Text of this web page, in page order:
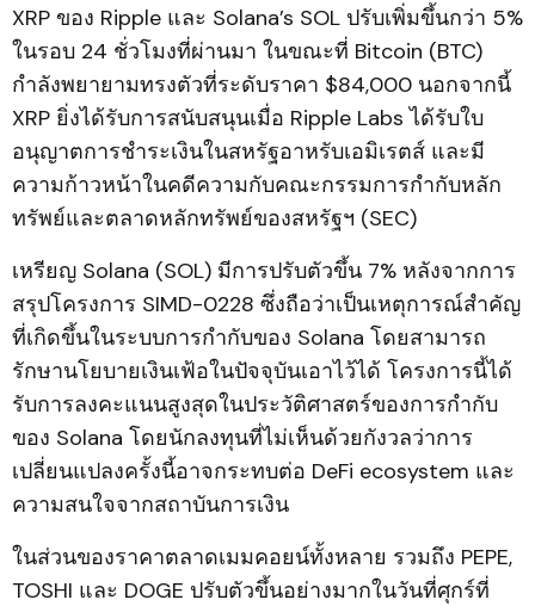
XRP ของ Ripple และ Solana’s SOL ปรับเพิ่มขึ้นกว่า 5%
ในรอบ 24 ชั่วโมงที่ผ่านมา ในขณะที่ Bitcoin (BTC)
กำลังพยายามทรงตัวที่ระดับราคา $84,000 นอกจากนี้
XRP ยิ่งได้รับการสนับสนุนเมื่อ Ripple Labs ได้รับใบ
อนุญาตการชำระเงินในสหรัฐอาหรับเอมิเรตส์ และมี
ความก้าวหน้าในคดีความกับคณะกรรมการกำกับหลัก
ทรัพย์และตลาดหลักทรัพย์ของสหรัฐฯ (SEC)
เหรียญ Solana (SOL) มีการปรับตัวขึ้น 7% หลังจากการ
สรุปโครงการ SIMD-0228 ซึ่งถือว่าเป็นเหตุการณ์สำคัญ
ที่เกิดขึ้นในระบบการกำกับของ Solana โดยสามารถ
รักษานโยบายเงินเฟ้อในปัจจุบันเอาไว้ได้ โครงการนี้ได้
รับการลงคะแนนสูงสุดในประวัติศาสตร์ของการกำกับ
ของ Solana โดยนักลงทุนที่ไม่เห็นด้วยกังวลว่าการ
เปลี่ยนแปลงครั้งนี้อาจกระทบต่อ DeFi ecosystem และ
ความสนใจจากสถาบันการเงิน
ในส่วนของราคาตลาดเมมคอยน์ทั้งหลาย รวมถึง PEPE,
TOSHI และ DOGE ปรับตัวขึ้นอย่างมากในวันที่ศุกร์ที่